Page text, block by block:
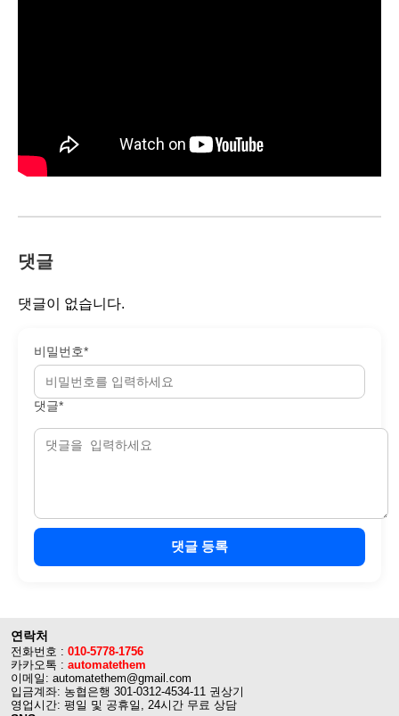
댓글
댓글이 없습니다.
비밀번호*
댓글*
댓글 등록
연락처
전화번호 : 010-5778-1756
카카오톡 : automatethem
이메일: automatethem@gmail.com
입금계좌: 농협은행 301-0312-4534-11 권상기
영업시간: 평일 및 공휴일, 24시간 무료 상담